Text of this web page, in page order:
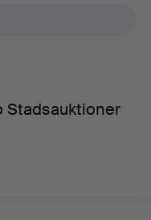
Stadsauktioner